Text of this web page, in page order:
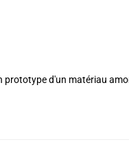
prototype d'un matériau